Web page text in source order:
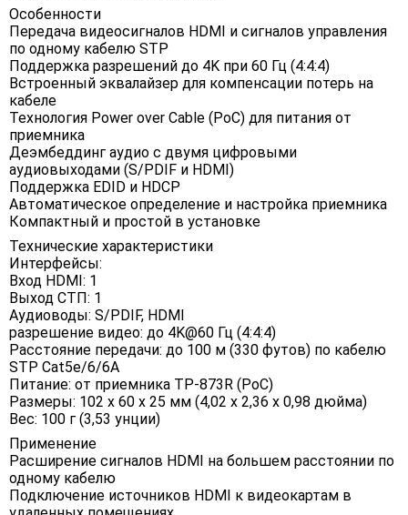
Особенности
Передача видеосигналов HDMI и сигналов управления
по одному кабелю STP
Поддержка разрешений до 4K при 60 Гц (4:4:4)
Встроенный эквалайзер для компенсации потерь на
кабеле
Технология Power over Cable (PoC) для питания от
приемника
Деэмбеддинг аудио с двумя цифровыми
аудиовыходами (S/PDIF и HDMI)
Поддержка EDID и HDCP
Автоматическое определение и настройка приемника
Компактный и простой в установке
Технические характеристики
Интерфейсы:
Вход HDMI: 1
Выход СТП: 1
Аудиоводы: S/PDIF, HDMI
разрешение видео: до 4K@60 Гц (4:4:4)
Расстояние передачи: до 100 м (330 футов) по кабелю
STP Cat5e/6/6A
Питание: от приемника TP-873R (PoC)
Размеры: 102 х 60 х 25 мм (4,02 х 2,36 х 0,98 дюйма)
Вес: 100 г (3,53 унции)
Применение
Расширение сигналов HDMI на большем расстоянии по
одному кабелю
Подключение источников HDMI к видеокартам в